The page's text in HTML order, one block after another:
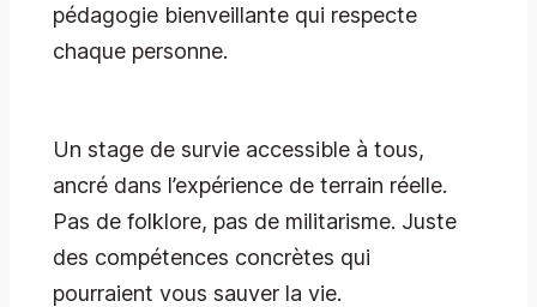
pédagogie bienveillante qui respecte
chaque personne.
Un stage de survie accessible à tous,
ancré dans l’expérience de terrain réelle.
Pas de folklore, pas de militarisme. Juste
des compétences concrètes qui
pourraient vous sauver la vie.